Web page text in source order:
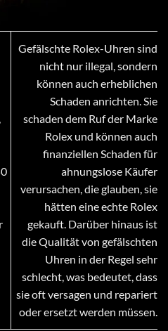
Gefälschte Rolex-Uhren sind
nicht nur illegal, sondern
können auch erheblichen
Schaden anrichten. Sie
schaden dem Ruf der Marke
Rolex und können auch
finanziellen Schaden für
ahnungslose Käufer
verursachen, die glauben, sie
hätten eine echte Rolex
gekauft. Darüber hinaus ist
die Qualität von gefälschten
Uhren in der Regel sehr
schlecht, was bedeutet, dass
sie oft versagen und repariert
oder ersetzt werden müssen.